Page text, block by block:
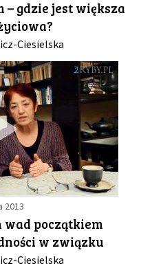
NAS
gdzie jest większa
Ciesielska
2013
początkiem
w związku
Ciesielska